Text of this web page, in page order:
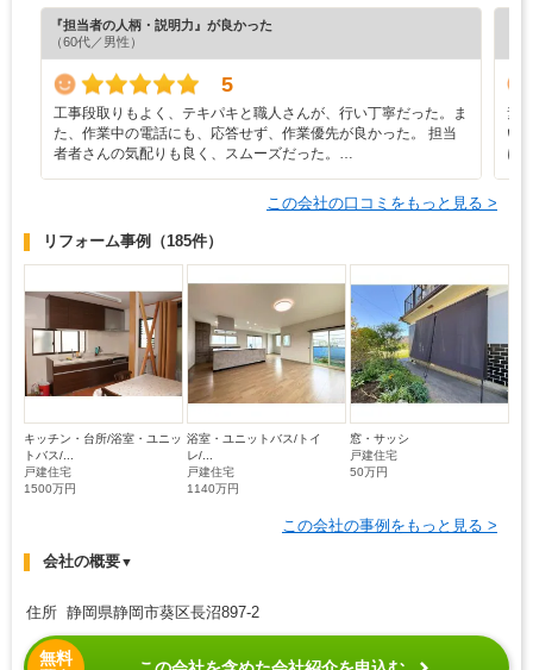
『担当者の人柄・説明力』が良かった
（60代／男性）
5
工事段取りもよく、テキパキと職人さんが、行い丁寧だった。ま
た、作業中の電話にも、応答せず、作業優先が良かった。 担当
者者さんの気配りも良く、スムーズだった。…
素
い
に
この会社の口コミをもっと見る >
リフォーム事例 （185件）
キッチン・台所/浴室・ユニッ
トバス/...
戸建住宅
1500万円
浴室・ユニットバス/トイ
レ/...
戸建住宅
1140万円
窓・サッシ
戸建住宅
50万円
この会社の事例をもっと見る >
会社の概要▼
住所 静岡県静岡市葵区長沼897-2
無料